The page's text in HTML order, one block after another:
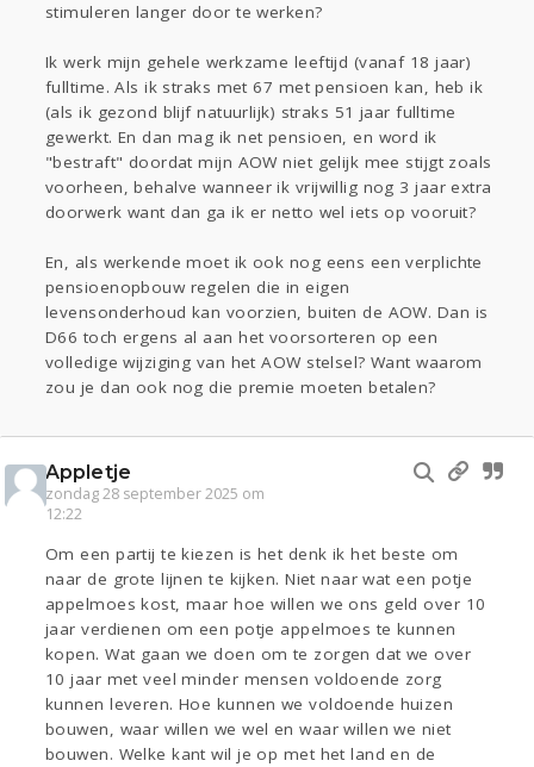
stimuleren langer door te werken?
Ik werk mijn gehele werkzame leeftijd (vanaf 18 jaar)
fulltime. Als ik straks met 67 met pensioen kan, heb ik
(als ik gezond blijf natuurlijk) straks 51 jaar fulltime
gewerkt. En dan mag ik net pensioen, en word ik
"bestraft" doordat mijn AOW niet gelijk mee stijgt zoals
voorheen, behalve wanneer ik vrijwillig nog 3 jaar extra
doorwerk want dan ga ik er netto wel iets op vooruit?
En, als werkende moet ik ook nog eens een verplichte
pensioenopbouw regelen die in eigen
levensonderhoud kan voorzien, buiten de AOW. Dan is
D66 toch ergens al aan het voorsorteren op een
volledige wijziging van het AOW stelsel? Want waarom
zou je dan ook nog die premie moeten betalen?
Appletje
zondag 28 september 2025 om
12:22
Om een partij te kiezen is het denk ik het beste om
naar de grote lijnen te kijken. Niet naar wat een potje
appelmoes kost, maar hoe willen we ons geld over 10
jaar verdienen om een potje appelmoes te kunnen
kopen. Wat gaan we doen om te zorgen dat we over
10 jaar met veel minder mensen voldoende zorg
kunnen leveren. Hoe kunnen we voldoende huizen
bouwen, waar willen we wel en waar willen we niet
bouwen. Welke kant wil je op met het land en de